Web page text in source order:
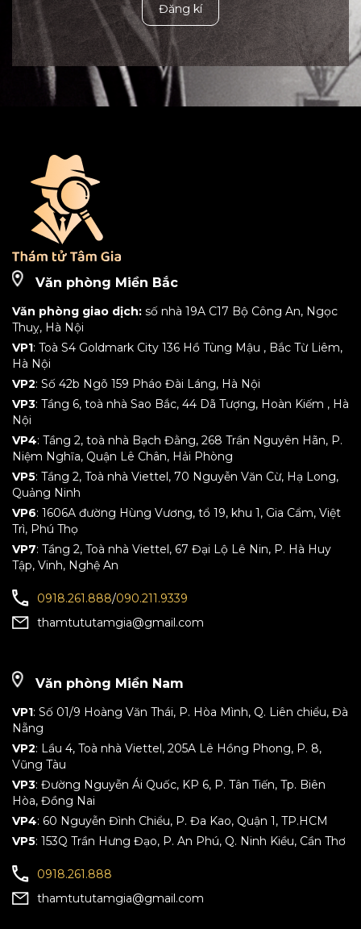
Đăng kí
Văn phòng Miền Bắc
Văn phòng giao dịch: số nhà 19A C17 Bộ Công An, Ngọc
Thuỵ, Hà Nội
VP1: Toà S4 Goldmark City 136 Hồ Tùng Mậu , Bắc Từ Liêm,
Hà Nội
VP2: Số 42b Ngõ 159 Pháo Đài Láng, Hà Nội
VP3: Tầng 6, toà nhà Sao Bắc, 44 Dã Tượng, Hoàn Kiếm , Hà
Nội
VP4: Tầng 2, toà nhà Bạch Đằng, 268 Trần Nguyên Hãn, P.
Niệm Nghĩa, Quận Lê Chân, Hải Phòng
VP5: Tầng 2, Toà nhà Viettel, 70 Nguyễn Văn Cừ, Hạ Long,
Quảng Ninh
VP6: 1606A đường Hùng Vương, tổ 19, khu 1, Gia Cẩm, Việt
Trì, Phú Thọ
VP7: Tầng 2, Toà nhà Viettel, 67 Đại Lộ Lê Nin, P. Hà Huy
Tập, Vinh, Nghệ An
0918.261.888/090.211.9339
thamtututamgia@gmail.com
Văn phòng Miền Nam
VP1: Số 01/9 Hoàng Văn Thái, P. Hòa Mình, Q. Liên chiểu, Đà
Nẵng
VP2: Lầu 4, Toà nhà Viettel, 205A Lê Hồng Phong, P. 8,
Vũng Tàu
VP3: Đường Nguyễn Ái Quốc, KP 6, P. Tân Tiến, Tp. Biên
Hòa, Đồng Nai
VP4: 60 Nguyễn Đình Chiểu, P. Đa Kao, Quận 1, TP.HCM
VP5: 153Q Trần Hưng Đạo, P. An Phú, Q. Ninh Kiều, Cần Thơ
0918.261.888
thamtututamgia@gmail.com